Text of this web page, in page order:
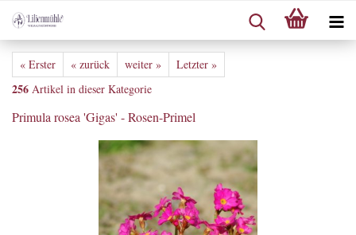
« Erster « zurück weiter » Letzter »
256 Artikel in dieser Kategorie
Primula rosea 'Gigas' - Rosen-Primel